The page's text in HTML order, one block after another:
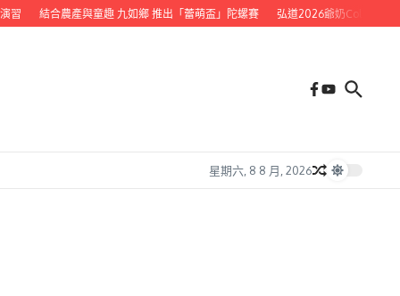
結合農產與童趣 九如鄉 推出「蕾萌盃」陀螺賽 弘道2026爺奶Color Walk
星期六, 8 8 月, 2026